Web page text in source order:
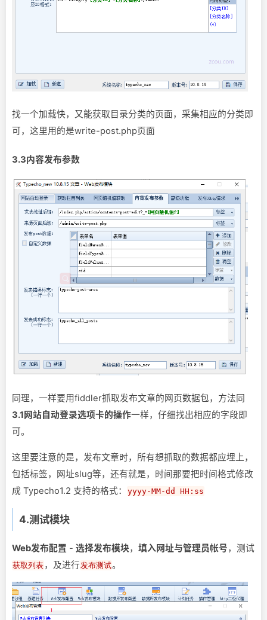
找一个加载快，又能获取目录分类的页面，采集相应的分类即
可，这里用的是write-post.php页面
3.3内容发布参数
同理，一样要用fiddler抓取发布文章的网页数据包，方法同
3.1网站自动登录选项卡的操作一样，仔细找出相应的字段即
可。
这里要注意的是，发布文章时，所有想抓取的数据都应埋上，
包括标签，网址slug等，还有就是，时间那要把时间格式修改
成 Typecho1.2 支持的格式：
yyyy-MM-dd HH:ss
4.测试模块
Web发布配置 - 选择发布模块， 填入网址与管理员帐号，测试
获取列表 ，及进行 发布测试。